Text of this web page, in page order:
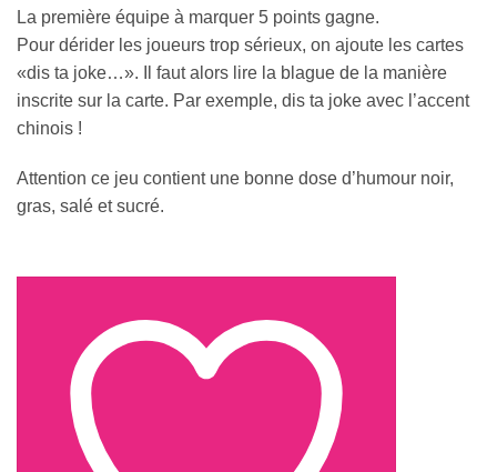
La première équipe à marquer 5 points gagne.
Pour dérider les joueurs trop sérieux, on ajoute les cartes
«dis ta joke…». Il faut alors lire la blague de la manière
inscrite sur la carte. Par exemple, dis ta joke avec l’accent
chinois !
Attention ce jeu contient une bonne dose d’humour noir,
gras, salé et sucré.